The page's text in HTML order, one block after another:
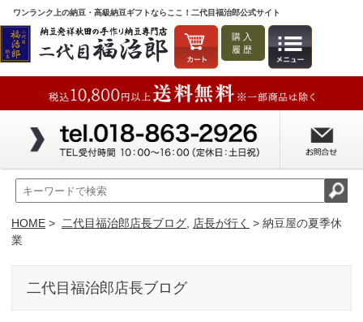
ワンランク上の納豆・高級納豆ギフトならここ！二代目福治郎公式サイト
購入
履歴
HOME > 二代目福治郎店長ブログ 店長が行く > 納豆屋の夏季休
業
二代目福治郎店長ブログ